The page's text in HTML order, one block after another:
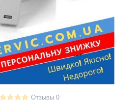
Отзывы 0